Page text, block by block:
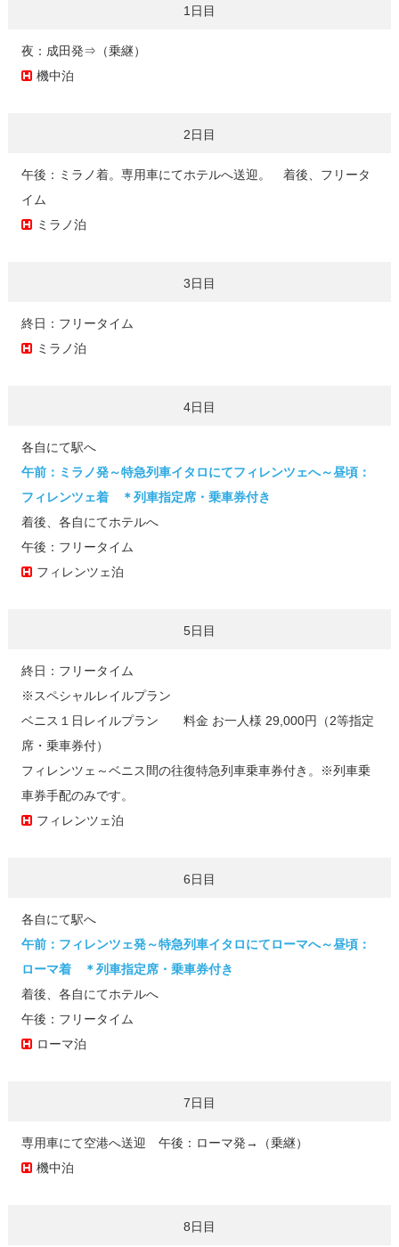
1日目
夜：成田発⇒（乗継）
機中泊
2日目
午後：ミラノ着。専用車にてホテルへ送迎。 着後、フリータ
イム
ミラノ泊
3日目
終日：フリータイム
ミラノ泊
4日目
各自にて駅へ
午前：ミラノ発～特急列車イタロにてフィレンツェへ～昼頃：
フィレンツェ着 ＊列車指定席・乗車券付き
着後、各自にてホテルへ
午後：フリータイム
フィレンツェ泊
5日目
終日：フリータイム
※スペシャルレイルプラン
ベニス１日レイルプラン 料金 お一人様 29,000円（2等指定
席・乗車券付）
フィレンツェ～ベニス間の往復特急列車乗車券付き。※列車乗
車券手配のみです。
フィレンツェ泊
6日目
各自にて駅へ
午前：フィレンツェ発～特急列車イタロにてローマへ～昼頃：
ローマ着 ＊列車指定席・乗車券付き
着後、各自にてホテルへ
午後：フリータイム
ローマ泊
7日目
専用車にて空港へ送迎 午後：ローマ発→（乗継）
機中泊
8日目